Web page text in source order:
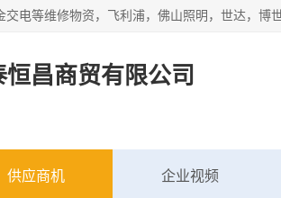
昌商贸有限公司
供应商机 企业视频